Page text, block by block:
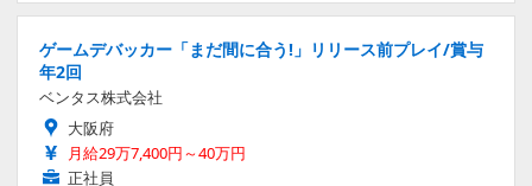
ゲームデバッカー「まだ間に合う!」リリース前プレイ/賞与
年2回
ベンタス株式会社
大阪府
月給29万7,400円～40万円
正社員